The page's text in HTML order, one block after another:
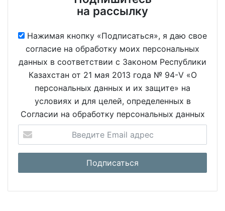
на рассылку
Нажимая кнопку «Подписаться», я даю свое
согласие на обработку моих персональных
данных в соответствии с Законом Республики
Казахстан от 21 мая 2013 года № 94-V «О
персональных данных и их защите» на
условиях и для целей, определенных в
Согласии на обработку персональных данных